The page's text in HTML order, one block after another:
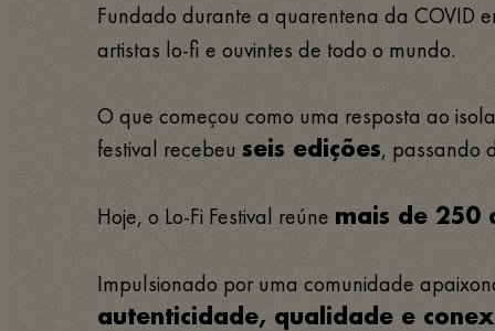
Fundado durante a quarentena da COVID
artistas lo-fi e ouvintes de todo o mundo.
O que começou como uma resposta ao
festival recebeu seis edições, passando
Hoje, o Lo-Fi Festival reúne mais de 250
Impulsionado por uma comunidade
autenticidade, qualidade e